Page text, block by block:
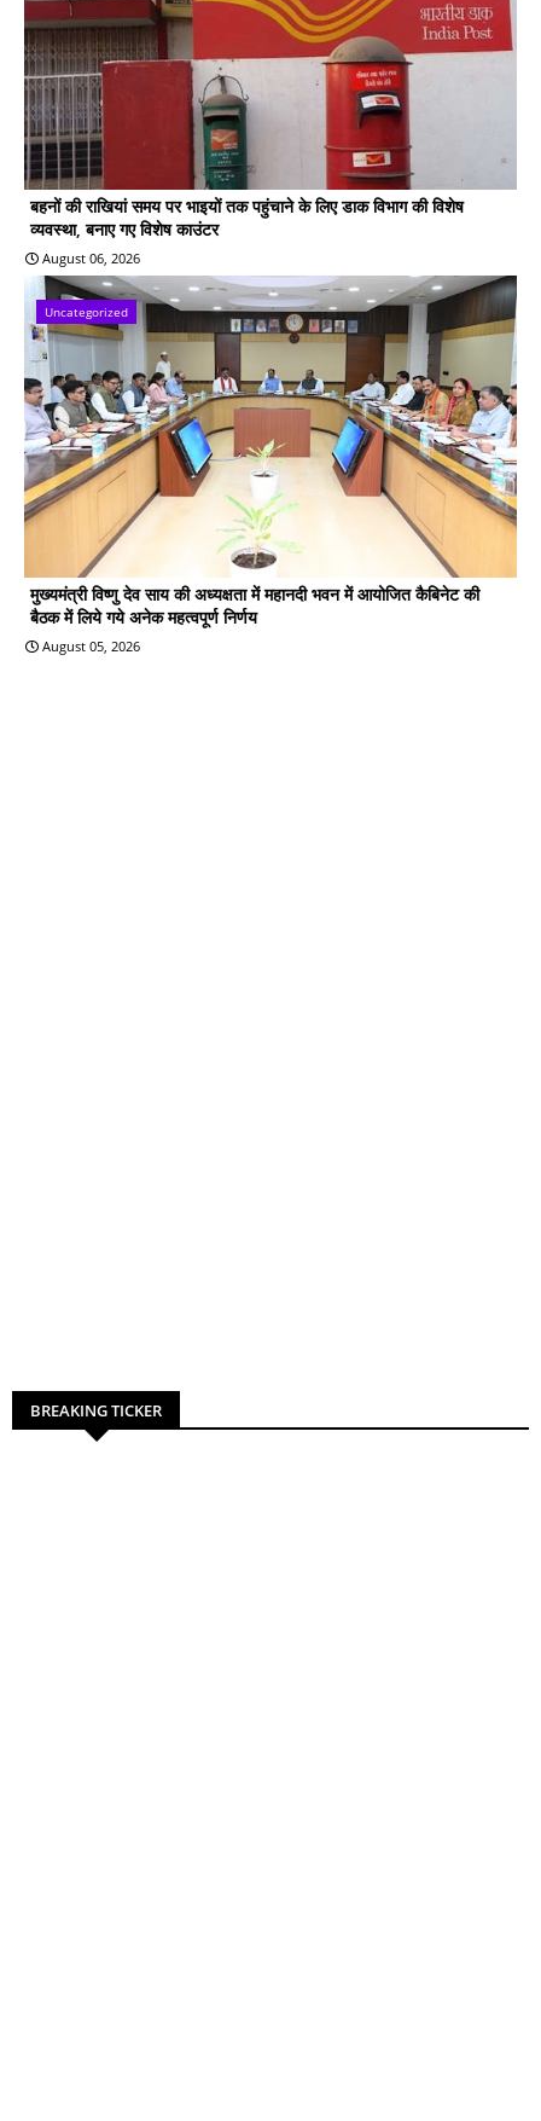
बहनों की राखियां समय पर भाइयों तक पहुंचाने के लिए डाक विभाग की विशेष
व्यवस्था, बनाए गए विशेष काउंटर
August 06, 2026
Uncategorized
मुख्यमंत्री विष्णु देव साय की अध्यक्षता में महानदी भवन में आयोजित कैबिनेट की
बैठक में लिये गये अनेक महत्वपूर्ण निर्णय
August 05, 2026
BREAKING TICKER